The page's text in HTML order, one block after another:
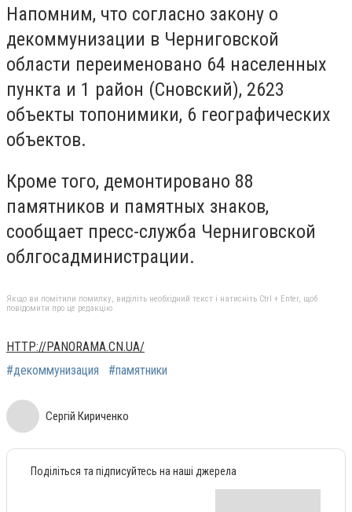
Напомним, что согласно закону о
декоммунизации в Черниговской
области переименовано 64 населенных
пункта и 1 район (Сновский), 2623
объекты топонимики, 6 географических
объектов.
Кроме того, демонтировано 88
памятников и памятных знаков,
сообщает пресс-служба Черниговской
облгосадминистрации.
Якщо ви помітили помилку, виділіть необхідний текст і натисніть Ctrl + Enter, щоб
повідомити про це редакцію
HTTP://PANORAMA.CN.UA/
#декоммунизация
#памятники
Сергій Кириченко
Поділіться та підписуйтесь на наші джерела